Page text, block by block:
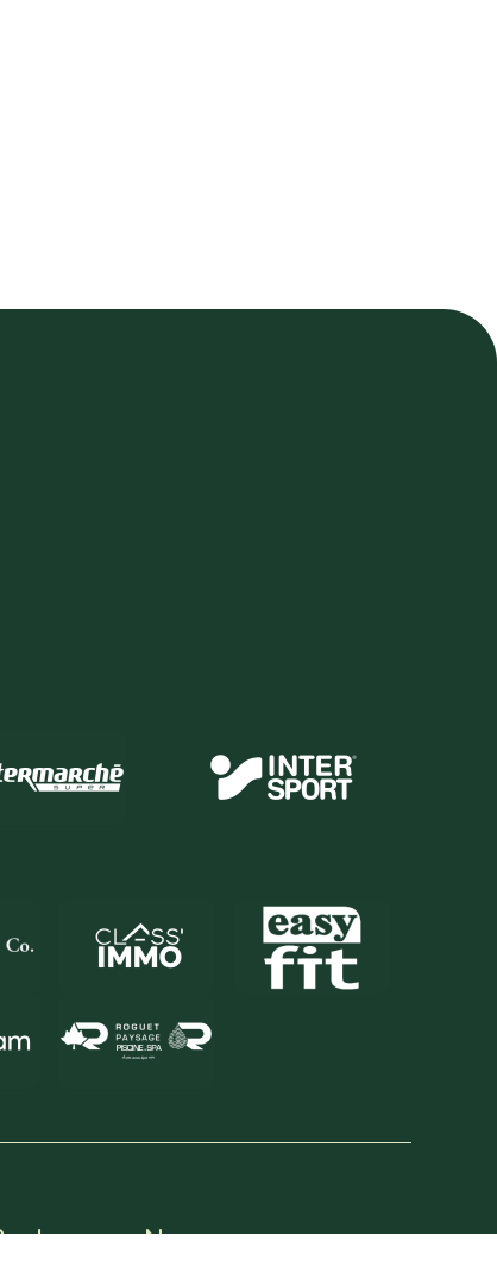
Nos coureurs